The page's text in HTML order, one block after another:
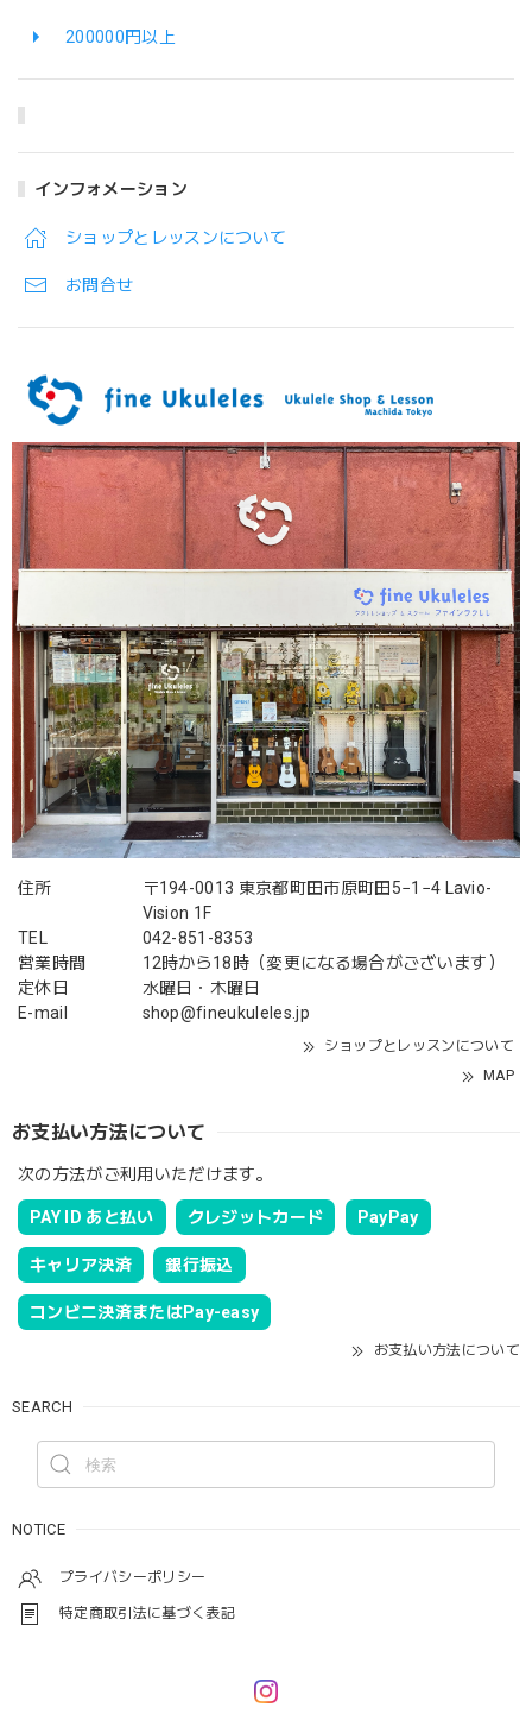
200000円以上
インフォメーション
ショップとレッスンについて
お問合せ
住所
〒194-0013 東京都町田市原町田5−1−4 Lavio-
Vision 1F
TEL
042-851-8353
営業時間
12時から18時（変更になる場合がございます）
定休日
水曜日・木曜日
E-mail
shop@fineukuleles.jp
ショップとレッスンについて
MAP
お支払い方法について
次の方法がご利用いただけます。
PAY ID あと払い クレジットカード PayPay
キャリア決済 銀行振込
コンビニ決済またはPay-easy
お支払い方法について
SEARCH
NOTICE
プライバシーポリシー
特定商取引法に基づく表記